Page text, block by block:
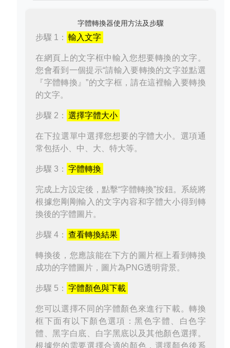
字體轉換器使用方法及步驟
步驟 1： 輸入文字
在網頁上的文字框中輸入您想要轉換的文字。
您會看到一個提示“請輸入要轉換的文字並點選
『字體轉換』”的文字框，請在這裡輸入要轉換
的文字。
步驟 2： 選擇字體大小
在下拉選單中選擇您想要的字體大小。選項通
常包括小、中、大、特大等。
步驟 3： 字體轉換
完成上方設定後，點擊“字體轉換”按鈕。系統將
根據您剛剛輸入的文字內容和字體大小得到轉
換後的字體圖片。
步驟 4： 查看轉換結果
轉換後，您應該能在下方的圖片框上看到轉換
成功的字體圖片，圖片為PNG透明背景。
步驟 5： 字體顏色與下載
您可以選擇不同的字體顏色來進行下載。轉換
框下面有以下顏色選項：黑色字體、白色字
體、黑字白底、白字黑底以及其他顏色選擇。
根據您的需要選擇合適的顏色，選擇顏色後系